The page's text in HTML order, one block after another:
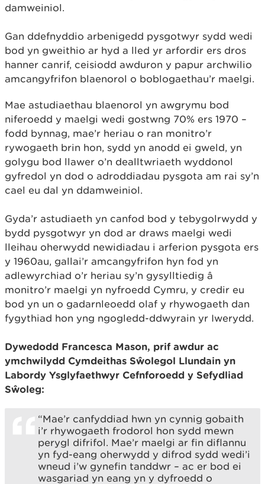
damweiniol.
Gan ddefnyddio arbenigedd pysgotwyr sydd wedi
bod yn gweithio ar hyd a lled yr arfordir ers dros
hanner canrif, ceisiodd awduron y papur archwilio
amcangyfrifon blaenorol o boblogaethau’r maelgi.
Mae astudiaethau blaenorol yn awgrymu bod
niferoedd y maelgi wedi gostwng 70% ers 1970 –
fodd bynnag, mae’r heriau o ran monitro’r
rywogaeth brin hon, sydd yn anodd ei gweld, yn
golygu bod llawer o’n dealltwriaeth wyddonol
gyfredol yn dod o adroddiadau pysgota am rai sy’n
cael eu dal yn ddamweiniol.
Gyda’r astudiaeth yn canfod bod y tebygolrwydd y
bydd pysgotwyr yn dod ar draws maelgi wedi
lleihau oherwydd newidiadau i arferion pysgota ers
y 1960au, gallai’r amcangyfrifon hyn fod yn
adlewyrchiad o’r heriau sy’n gysylltiedig â
monitro’r maelgi yn nyfroedd Cymru, y credir eu
bod yn un o gadarnleoedd olaf y rhywogaeth dan
fygythiad hon yng ngogledd-ddwyrain yr Iwerydd.
Dywedodd Francesca Mason, prif awdur ac
ymchwilydd Cymdeithas Sŵolegol Llundain yn
Labordy Ysglyfaethwyr Cefnforoedd y Sefydliad
Sŵoleg:
“Mae’r canfyddiad hwn yn cynnig gobaith
i’r rhywogaeth frodorol hon sydd mewn
perygl difrifol. Mae’r maelgi ar fin diflannu
yn fyd-eang oherwydd y difrod sydd wedi’i
wneud i’w gynefin tanddwr – ac er bod ei
wasgariad yn eang yn y dyfroedd o